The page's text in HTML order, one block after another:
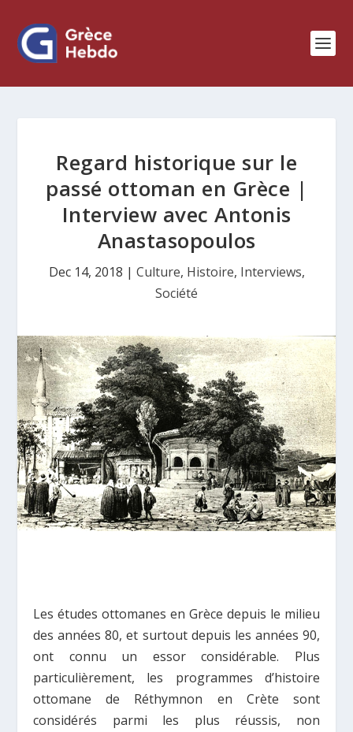
Regard historique sur le
passé ottoman en Grèce |
Interview avec Antonis
Anastasopoulos
Dec 14, 2018 | Culture, Histoire, Interviews,
Société
Les études ottomanes en Grèce depuis le milieu
des années 80, et surtout depuis les années 90,
ont connu un essor considérable. Plus
particulièrement, les programmes d’histoire
ottomane de Réthymnon en Crète sont
considérés parmi les plus réussis, non